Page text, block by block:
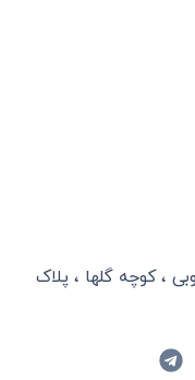
، کوچه گلها ، پلاک